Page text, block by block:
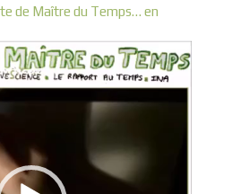
de Maître du Temps… en